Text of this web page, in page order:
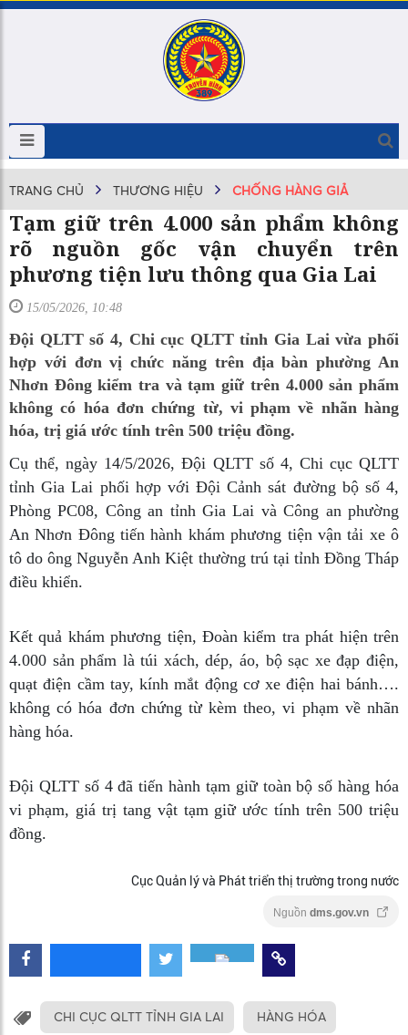
TRANG CHỦ THƯƠNG HIỆU CHỐNG HÀNG GIẢ
Tạm giữ trên 4.000 sản phẩm không
rõ nguồn gốc vận chuyển trên
phương tiện lưu thông qua Gia Lai
15/05/2026, 10:48
Đội QLTT số 4, Chi cục QLTT tỉnh Gia Lai vừa phối
hợp với đơn vị chức năng trên địa bàn phường An
Nhơn Đông kiểm tra và tạm giữ trên 4.000 sản phẩm
không có hóa đơn chứng từ, vi phạm về nhãn hàng
hóa, trị giá ước tính trên 500 triệu đồng.
Cụ thể, ngày 14/5/2026, Đội QLTT số 4, Chi cục QLTT
tỉnh Gia Lai phối hợp với Đội Cảnh sát đường bộ số 4,
Phòng PC08, Công an tỉnh Gia Lai và Công an phường
An Nhơn Đông tiến hành khám phương tiện vận tải xe ô
tô do ông Nguyễn Anh Kiệt thường trú tại tỉnh Đồng Tháp
điều khiển.
Kết quả khám phương tiện, Đoàn kiểm tra phát hiện trên
4.000 sản phẩm là túi xách, dép, áo, bộ sạc xe đạp điện,
quạt điện cầm tay, kính mắt động cơ xe điện hai bánh….
không có hóa đơn chứng từ kèm theo, vi phạm về nhãn
hàng hóa.
Đội QLTT số 4 đã tiến hành tạm giữ toàn bộ số hàng hóa
vi phạm, giá trị tang vật tạm giữ ước tính trên 500 triệu
đồng.
Cục Quản lý và Phát triển thị trường trong nước
Nguồn dms.gov.vn
CHI CỤC QLTT TỈNH GIA LAI HÀNG HÓA